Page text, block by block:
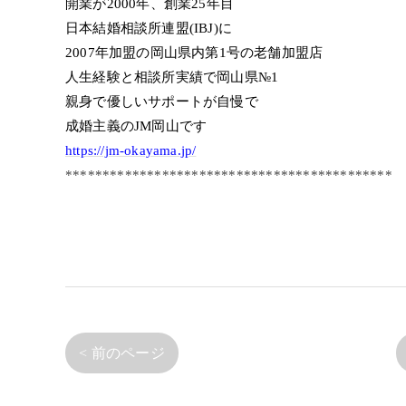
開業が2000年、創業25年目
日本結婚相談所連盟(IBJ)に
2007年加盟の岡山県内第1号の老舗加盟店
人生経験と相談所実績で岡山県№1
親身で優しいサポートが自慢で
成婚主義のJM岡山です
https://jm-okayama.jp/
********************************************
< 前のページ